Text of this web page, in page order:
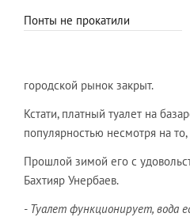
Понты не прокатили
городской рынок закрыт.
Кстати, платный туалет на
популярностью несмотря на
Прошлой зимой его с
Бахтияр Унербаев.
- Туалет функционирует, вода